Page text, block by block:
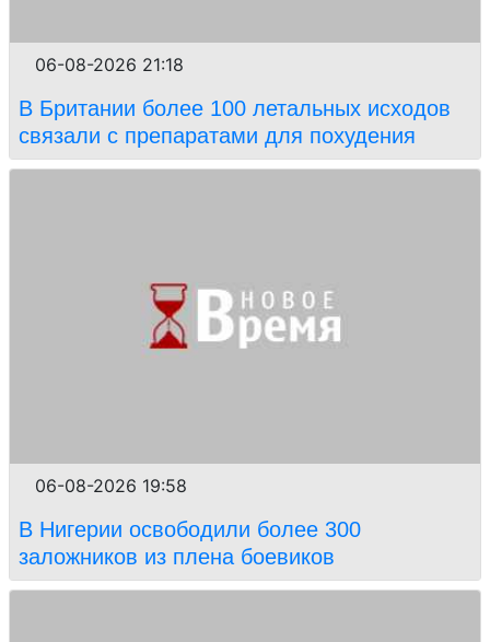
06-08-2026 21:18
В Британии более 100 летальных исходов
связали с препаратами для похудения
06-08-2026 19:58
В Нигерии освободили более 300
заложников из плена боевиков